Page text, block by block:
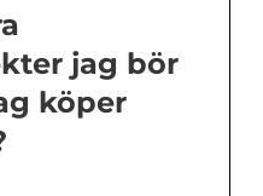
jag bör
köper